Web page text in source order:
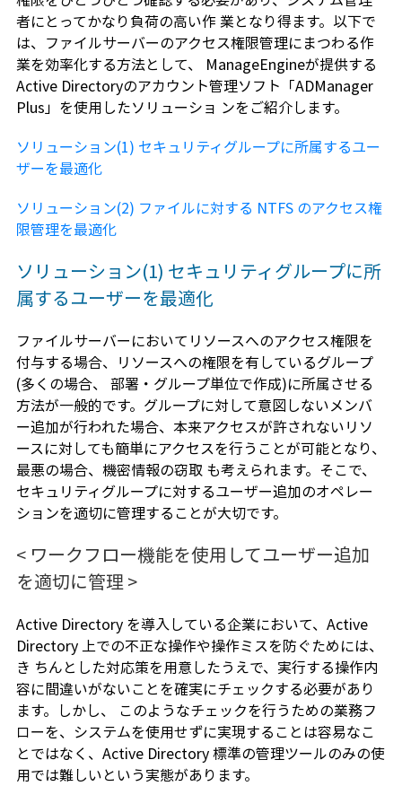
者にとってかなり負荷の高い作 業となり得ます。以下で
は、ファイルサーバーのアクセス権限管理にまつわる作
業を効率化する方法として、 ManageEngineが提供する
Active Directoryのアカウント管理ソフト「ADManager
Plus」を使用したソリューショ ンをご紹介します。
ソリューション(1) セキュリティグループに所属するユー
ザーを最適化
ソリューション(2) ファイルに対する NTFS のアクセス権
限管理を最適化
ソリューション(1) セキュリティグループに所
属するユーザーを最適化
ファイルサーバーにおいてリソースへのアクセス権限を
付与する場合、リソースへの権限を有しているグループ
(多くの場合、 部署・グループ単位で作成)に所属させる
方法が一般的です。グループに対して意図しないメンバ
ー追加が行われた場合、本来アクセスが許されないリソ
ースに対しても簡単にアクセスを行うことが可能となり、
最悪の場合、機密情報の窃取 も考えられます。そこで、
セキュリティグループに対するユーザー追加のオペレー
ションを適切に管理することが大切です。
< ワークフロー機能を使用してユーザー追加
を適切に管理 >
Active Directory を導入している企業において、Active
Directory 上での不正な操作や操作ミスを防ぐためには、
き ちんとした対応策を用意したうえで、実行する操作内
容に間違いがないことを確実にチェックする必要があり
ます。しかし、 このようなチェックを行うための業務フ
ローを、システムを使用せずに実現することは容易なこ
とではなく、Active Directory 標準の管理ツールのみの使
用では難しいという実態があります。